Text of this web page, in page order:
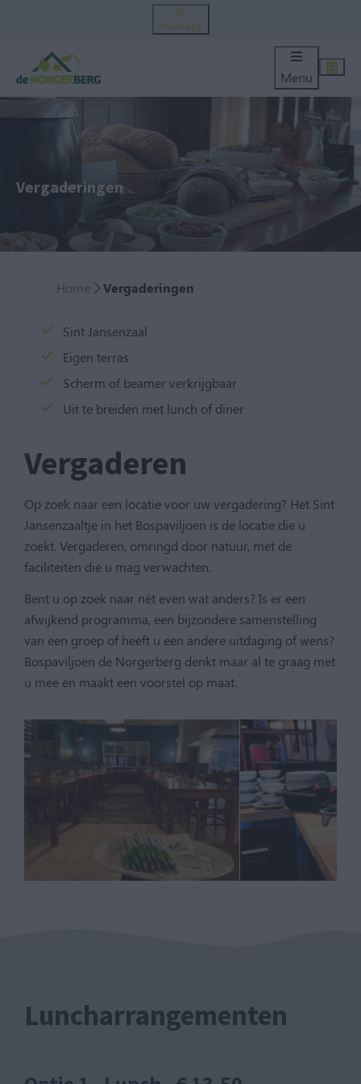
WhatsApp
Menu
Vergaderingen
Home Vergaderingen
Sint Jansenzaal
Eigen terras
Scherm of beamer verkrijgbaar
Uit te breiden met lunch of diner
Vergaderen
Op zoek naar een locatie voor uw vergadering? Het Sint
Jansenzaaltje in het Bospaviljoen is de locatie die u
zoekt. Vergaderen, omringd door natuur, met de
faciliteiten die u mag verwachten.
Bent u op zoek naar nét even wat anders? Is er een
afwijkend programma, een bijzondere samenstelling
van een groep of heeft u een andere uitdaging of wens?
Bospaviljoen de Norgerberg denkt maar al te graag met
u mee en maakt een voorstel op maat.
Luncharrangementen